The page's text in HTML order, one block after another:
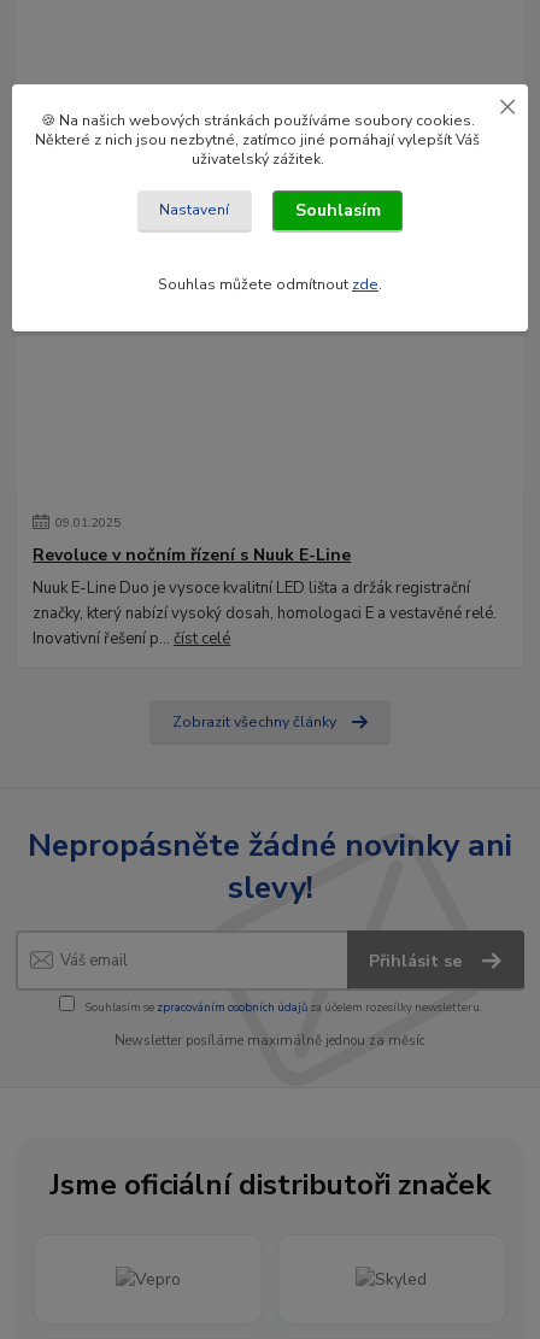
03.02. 2025
Objevte světelné rampy OZZ Lights – ideální kombinace výkonu a
stylu pro všechna vozidla. S délkami od 8 do 52 palců a unikátními
09.01.2025
Revoluce v nočním řízení s Nuuk E-Line
Nuuk E-Line Duo je vysoce kvalitní LED lišta a držák registrační
značky, který nabízí vysoký dosah, homologaci E a vestavěné relé.
Inovativní řešení p...číst celé
Zobrazit všechny články
Nepropásněte žádné novinky ani
slevy!
Přihlásit se
Souhlasím se zpracováním osobních údajůza účelem rozesílky newsletteru.
Newsletter posíláme maximálně jednou za měsíc
Jsme oficiální distributoři značek
🍪 Na našich webových stránkách používáme soubory cookies.
Některé z nich jsou nezbytné, zatímco jiné pomáhají vylepšít Váš
uživatelský zážitek.
Nastavení Souhlasím
Souhlas můžete odmítnout zde.